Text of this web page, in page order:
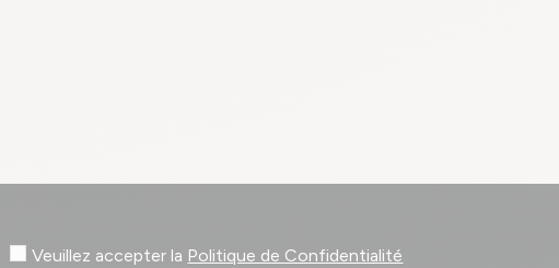
Veuillez accepter la Politique de Confidentialité